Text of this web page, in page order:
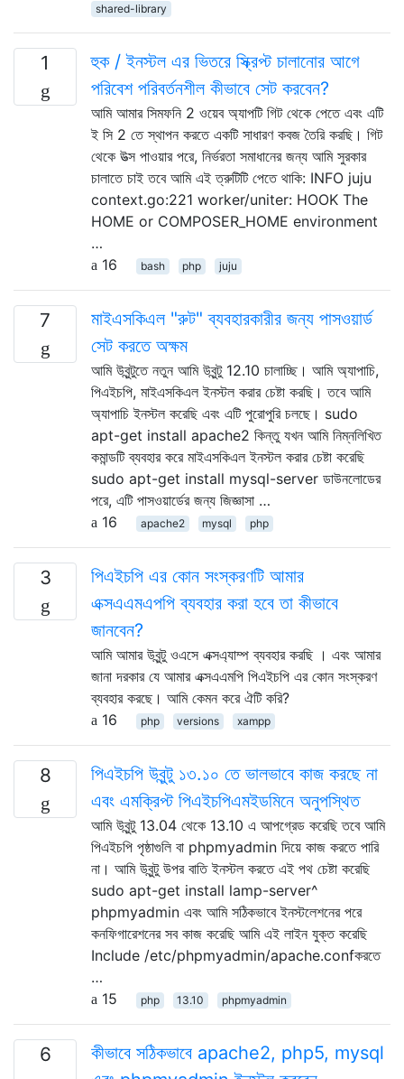
shared-library
1
হুক / ইনস্টল এর ভিতরে স্ক্রিপ্ট চালানোর আগে
পরিবেশ পরিবর্তনশীল কীভাবে সেট করবেন?
আমি আমার সিমফনি 2 ওয়েব অ্যাপটি গিট থেকে পেতে এবং এটি
ই সি 2 তে স্থাপন করতে একটি সাধারণ কবজ তৈরি করছি। গিট
থেকে উত্স পাওয়ার পরে, নির্ভরতা সমাধানের জন্য আমি সুরকার
চালাতে চাই তবে আমি এই ত্রুটিটি পেতে থাকি: INFO juju
context.go:221 worker/uniter: HOOK The
HOME or COMPOSER_HOME environment
…
16
bash php juju
7
মাইএসকিএল "রুট" ব্যবহারকারীর জন্য পাসওয়ার্ড
সেট করতে অক্ষম
আমি উবুন্টুতে নতুন আমি উবুন্টু 12.10 চালাচ্ছি। আমি অ্যাপাচি,
পিএইচপি, মাইএসকিএল ইনস্টল করার চেষ্টা করছি। তবে আমি
অ্যাপাচি ইনস্টল করেছি এবং এটি পুরোপুরি চলছে। sudo
apt-get install apache2 কিন্তু যখন আমি নিম্নলিখিত
কমান্ডটি ব্যবহার করে মাইএসকিএল ইনস্টল করার চেষ্টা করেছি
sudo apt-get install mysql-server ডাউনলোডের
পরে, এটি পাসওয়ার্ডের জন্য জিজ্ঞাসা …
16
apache2 mysql php
3
পিএইচপি এর কোন সংস্করণটি আমার
এক্সএএমএপপি ব্যবহার করা হবে তা কীভাবে
জানবেন?
আমি আমার উবুন্টু ওএসে এক্সএ্যাম্প ব্যবহার করছি । এবং আমার
জানা দরকার যে আমার এক্সএএমপি পিএইচপি এর কোন সংস্করণ
ব্যবহার করছে। আমি কেমন করে ঐটি করি?
16
php versions xampp
8
পিএইচপি উবুন্টু ১৩.১০ তে ভালভাবে কাজ করছে না
এবং এমক্রিপ্ট পিএইচপিএমইডমিনে অনুপস্থিত
আমি উবুন্টু 13.04 থেকে 13.10 এ আপগ্রেড করেছি তবে আমি
পিএইচপি পৃষ্ঠাগুলি বা phpmyadmin দিয়ে কাজ করতে পারি
না। আমি উবুন্টু উপর বাতি ইনস্টল করতে এই পথ চেষ্টা করেছি
sudo apt-get install lamp-server^
phpmyadmin এবং আমি সঠিকভাবে ইনস্টলেশনের পরে
কনফিগারেশনের সব কাজ করেছি আমি এই লাইন যুক্ত করেছি
Include /etc/phpmyadmin/apache.confকরতে
…
15
php 13.10 phpmyadmin
6
কীভাবে সঠিকভাবে apache2, php5, mysql